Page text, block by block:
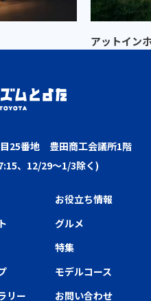
アットイン
25番地 豊田商工会議所1階
、12/29～1/3除く)
お役立ち情報
グルメ
特集
モデルコース
リー お問い合わせ